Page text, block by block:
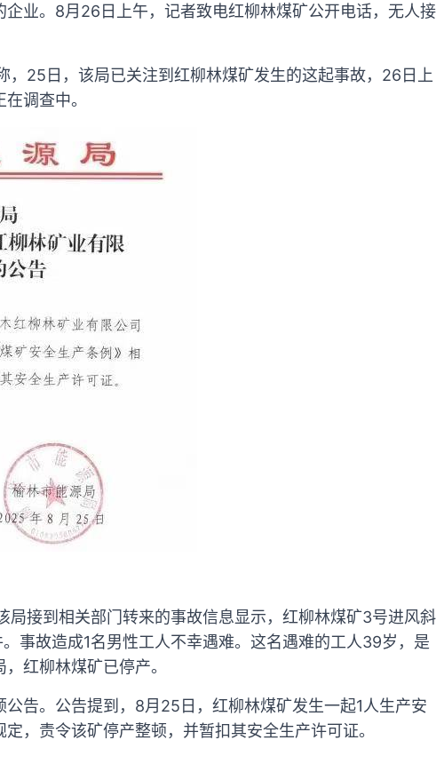
业。8月26日上午，记者致电红柳林煤矿公开电话，无人接
，25日，该局已关注到红柳林煤矿发生的这起事故，26日上
调查中。
接到相关部门转来的事故信息显示，红柳林煤矿3号进风斜
事故造成1名男性工人不幸遇难。这名遇难的工人39岁，是
红柳林煤矿已停产。
告。公告提到，8月25日，红柳林煤矿发生一起1人生产安
，责令该矿停产整顿，并暂扣其安全生产许可证。